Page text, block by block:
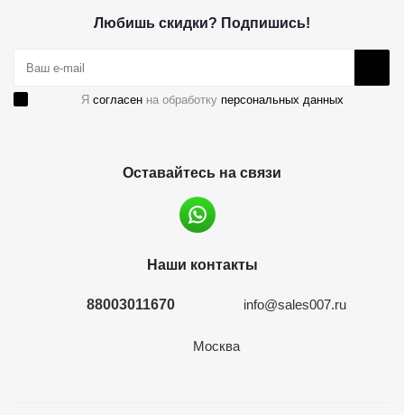
Любишь скидки? Подпишись!
Я согласен на обработку персональных данных
Оставайтесь на связи
Наши контакты
88003011670 info@sales007.ru
Москва